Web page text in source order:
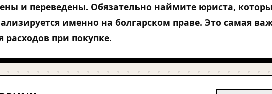
и переведены. Обязательно наймите юриста,
именно на болгарском праве. Это самая
расходов при покупке.